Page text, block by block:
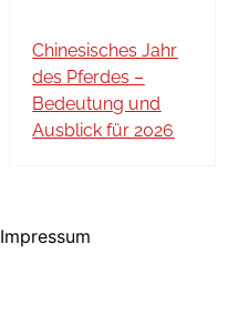
Chinesisches Jahr
des Pferdes –
Bedeutung und
Ausblick für 2026
Impressum